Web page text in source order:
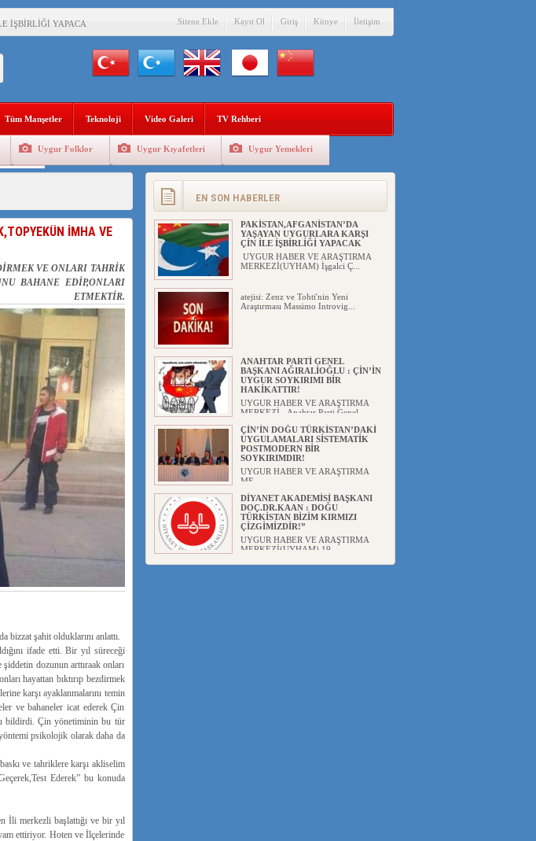
İŞBİRLİĞİ YAPACAK
SOYKIRIMI BİR HAKİKATTIR!
BİR SOYKIRIMDIR!
BİZİM KIRMIZI ÇİZGİMİZDİR!”
TEPKİLER SÜRÜYOR
RAHMETLE ANIYORUZ
Sitene Ekle Kayıt Ol Giriş Künye İletişim
Tüm Manşetler Teknoloji Video Galeri TV Rehberi
Uygur Folklor Uygur Kıyafetleri Uygur Yemekleri
İMHA VE
VE ONLARI TAHRİK
BAHANE EDİP,ONLARI
şahit olduklarını anlattı.
ifade etti. Bir yıl süreceği
dozunun arttıraak onları
hayattan bıktırıp bezdirmek
karşı ayaklanmalarını temin
ve bahaneler icat ederek Çin
bildirdi. Çin yönetiminin bu tür
psikolojik olarak daha da
ve tahriklere karşı akliselim
Ederek” bu konuda
İli merkezli başlattığı ve bir yıl
ettiriyor. Hoten ve İlçelerinde
EN SON HABERLER
ÇİN’İN “GÜVENLİK”SÖYLEMİ İLE
DOĞU TÜRKİSTAN’DA
MEŞRULAŞTIRDIĞI ÇKP DEVLET
TERÖRÜ
YILMAZ ER(habernida.com) Çin
PAKİSTAN,AFGANİSTAN’DA
YAŞAYAN UYGURLARA KARŞI
ÇİN İLE İŞBİRLİĞİ YAPACAK
UYGUR HABER VE ARAŞTIRMA
MERKEZİ(UYHAM) İşgalci Ç...
atejisi: Zenz ve Tohti'nin Yeni
Araştırması Massimo Introvig...
ANAHTAR PARTİ GENEL
BAŞKANI AĞIRALİOĞLU : ÇİN’İN
UYGUR SOYKIRIMI BİR
HAKİKATTIR!
UYGUR HABER VE ARAŞTIRMA
MERKEZİ Anahtar Parti Genel
ÇİN’İN DOĞU TÜRKİSTAN’DAKİ
UYGULAMALARI SİSTEMATİK
POSTMODERN BİR
SOYKIRIMDIR!
UYGUR HABER VE ARAŞTIRMA
ME...
DİYANET AKADEMİSİ BAŞKANI
DOÇ.DR.KAAN : DOĞU
TÜRKİSTAN BİZİM KIRMIZI
ÇİZGİMİZDİR!”
UYGUR HABER VE ARAŞTIRMA
MERKEZİ(UYHAM) 19...
150 YILDIR KAYNAYAN YARAMIZ